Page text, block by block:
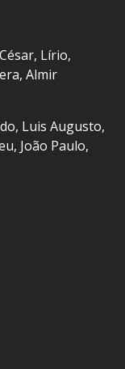
Lírio,
Almir
Luis Augusto,
João Paulo,